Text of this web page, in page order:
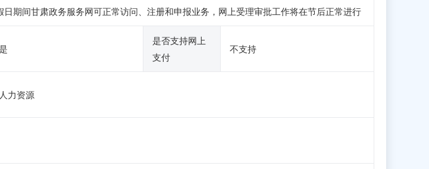
期间甘肃政务服务网可正常访问、注册和申报业务，网上受理审批工作将在节后正常进行
是
是否支持网上
支付
不支持
人力资源